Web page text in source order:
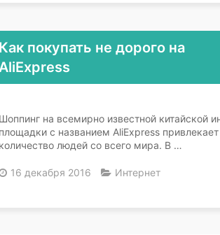
Как покупать не дорого на
Шоппинг на всемирно известной китайской
площадки с названием AliExpress
количество людей со всего мира. В …
16 декабря 2016 Интернет